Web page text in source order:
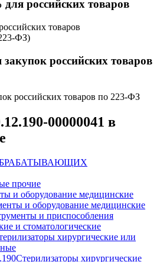
российских товаров
товаров
ФЗ)
российских товаров
российских товаров по 223-ФЗ
00000041 в
прочие
и оборудование медицинские
и оборудование медицинские
и приспособления
и стоматологические
хирургические или
Стерилизаторы хирургические